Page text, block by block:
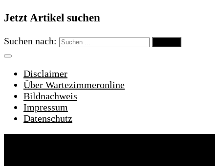
Jetzt Artikel suchen
Suchen nach:
Disclaimer
Über Wartezimmeronline
Bildnachweis
Impressum
Datenschutz